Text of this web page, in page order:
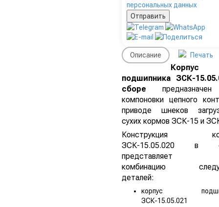
персональных данных
Описание Печать
Корпус
подшипника ЗСК-
сборе
компоновки цепного
приводе шнеков
сухих кормов ЗСК-15 и
Конструкция
ЗСК-15.05.020 в
представляет
комбинацию
деталей:
корпус
ЗСК-15.05.021